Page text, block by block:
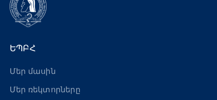
ԵՊԲՀ
Մեր մասին
Մեր ռեկտորները